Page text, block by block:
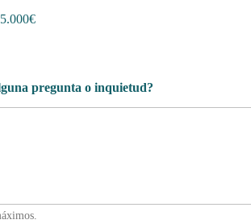
pregunta o inquietud?